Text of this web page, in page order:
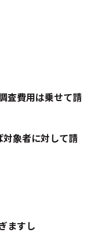
査費用は乗せて請
対象者に対して請
ますし